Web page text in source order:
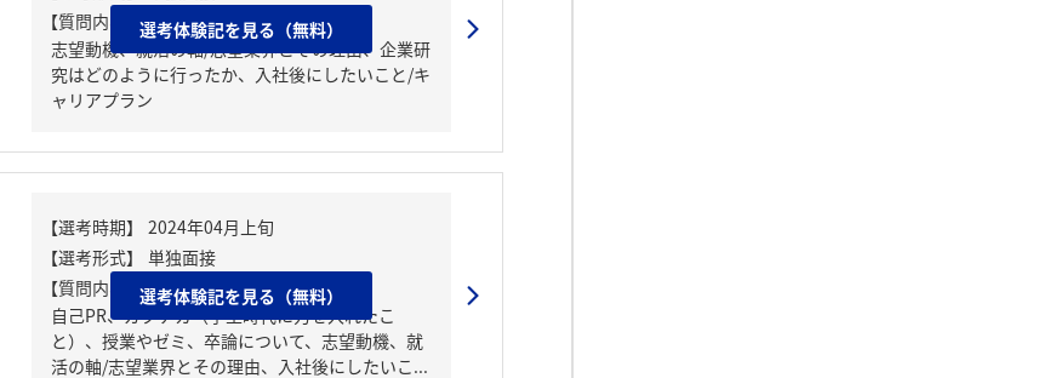
【質問内容・課題】
志望動機、就活の軸/志望業界とその理由、企業研
究はどのように行ったか、入社後にしたいこと/キ
ャリアプラン
選考体験記を見る（無料）
【質問内容・課題】
自己PR、ガクチカ（学生時代に力を入れたこ
と）、授業やゼミ、卒論について、志望動機、就
活の軸/志望業界とその理由、入社後にしたいこ...
選考体験記を見る（無料）